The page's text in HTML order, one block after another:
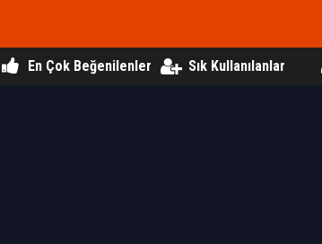
En Çok Beğenilenler Sık Kullanılanlar